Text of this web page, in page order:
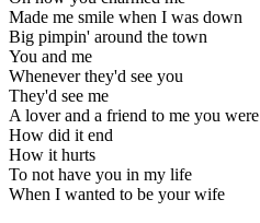
Made me smile when I was down
Big pimpin' around the town
You and me
Whenever they'd see you
They'd see me
A lover and a friend to me you were
How did it end
How it hurts
To not have you in my life
When I wanted to be your wife